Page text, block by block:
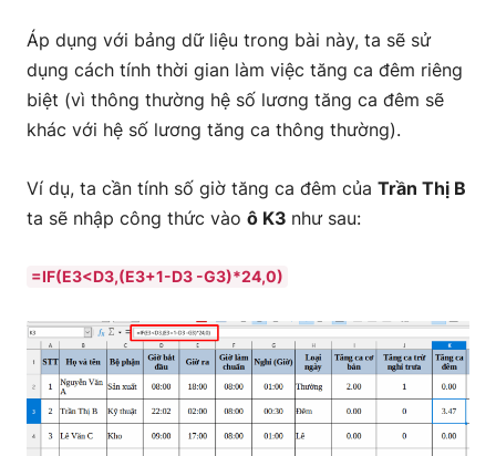
Áp dụng với bảng dữ liệu trong bài này, ta sẽ sử
dụng cách tính thời gian làm việc tăng ca đêm riêng
biệt (vì thông thường hệ số lương tăng ca đêm sẽ
khác với hệ số lương tăng ca thông thường).
Ví dụ, ta cần tính số giờ tăng ca đêm của Trần Thị B
ta sẽ nhập công thức vào ô K3 như sau:
=IF(E3<D3,(E3+1-D3 -G3)*24,0)